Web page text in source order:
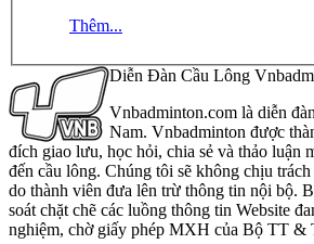
Thêm...
Diễn Đàn Cầu Lông
Vnbadminton.com là diễn
Nam. Vnbadminton được
đích giao lưu, học hỏi, chia sẻ và thảo luận
đến cầu lông. Chúng tôi sẽ không chịu
do thành viên đưa lên trừ thông tin nội bộ.
soát chặt chẽ các luồng thông tin Website
nghiệm, chờ giấy phép MXH của Bộ TT &